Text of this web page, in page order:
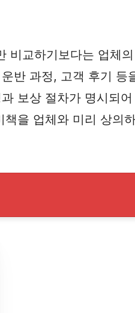
비교하기보다는 업체
반 과정, 고객 후기 등
보상 절차가 명시되
을 업체와 미리 상의